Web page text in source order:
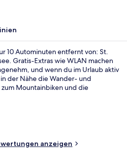
10 Autominuten entfernt von: St.
Gratis-Extras wie WLAN machen
und wenn du im Urlaub aktiv
der Nähe die Wander- und
Mountainbiken und die
anzeigen